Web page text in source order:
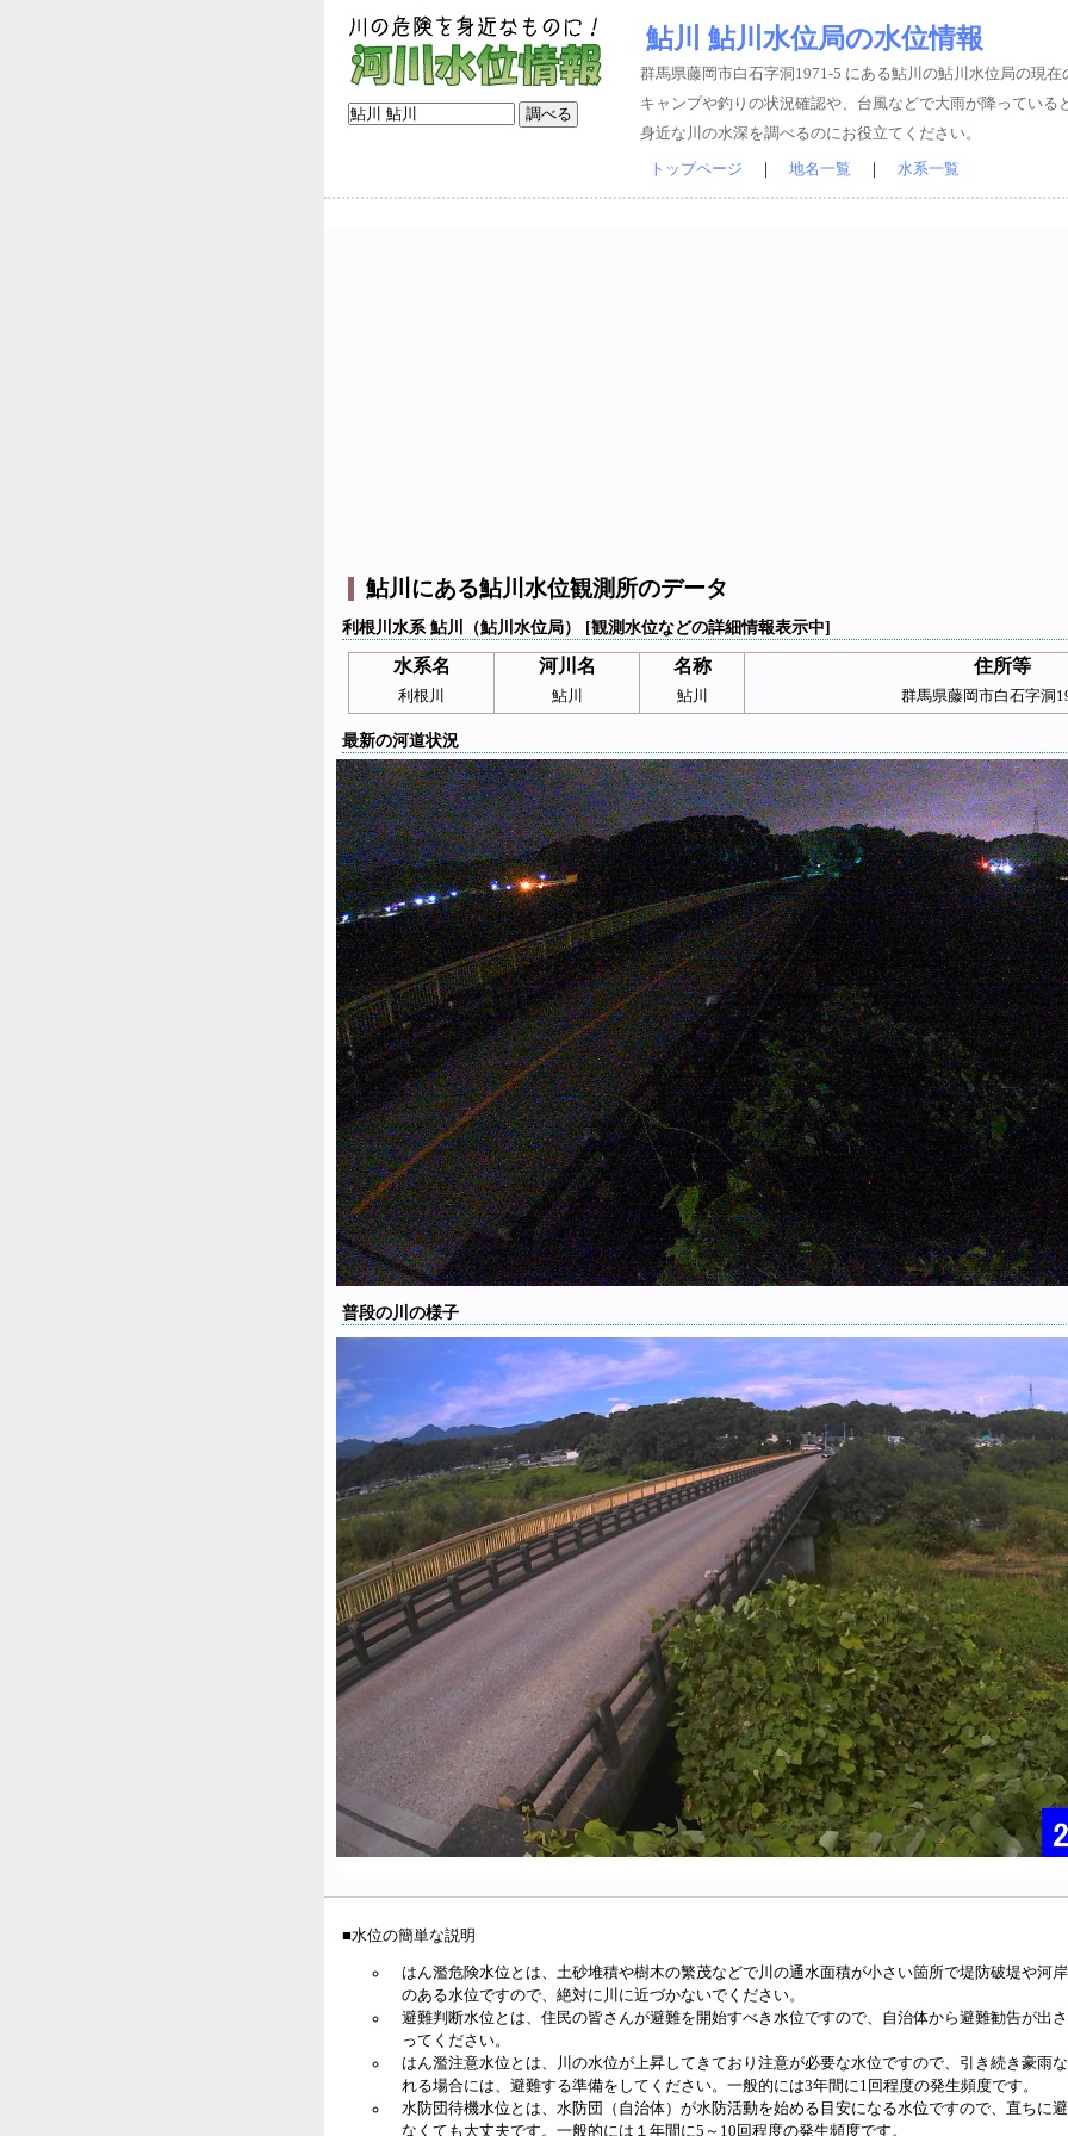
鮎川 鮎川水位局の水位情報
群馬県藤岡市白石字洞1971-5 にある鮎川の鮎川水位局の現
キャンプや釣りの状況確認や、台風などで大雨が降っている
身近な川の水深を調べるのにお役立てください。
トップページ 地名一覧 水系一覧
鮎川にある鮎川水位観測所のデータ
利根川水系 鮎川（鮎川水位局） [観測水位などの詳細情報表示中]
水系名 河川名 名称 住所等
利根川 鮎川 鮎川 群馬県藤岡市白石字洞
最新の河道状況
普段の川の様子
■水位の簡単な説明
はん濫危険水位とは、土砂堆積や樹木の繁茂などで川の通水面積が小さい箇所で堤防破堤や河
のある水位ですので、絶対に川に近づかないでください。
避難判断水位とは、住民の皆さんが避難を開始すべき水位ですので、自治体から避難勧告が出
ってください。
はん濫注意水位とは、川の水位が上昇してきており注意が必要な水位ですので、引き続き豪雨
れる場合には、避難する準備をしてください。一般的には3年間に1回程度の発生頻度です。
水防団待機水位とは、水防団（自治体）が水防活動を始める目安になる水位ですので、直ちに
なくても大丈夫です。一般的には１年間に5～10回程度の発生頻度です。